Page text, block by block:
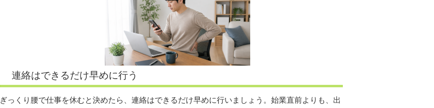
連絡はできるだけ早めに行う
ぎっくり腰で仕事を休むと決めたら、連絡はできるだけ早めに行いましょう。始業直前よりも、出